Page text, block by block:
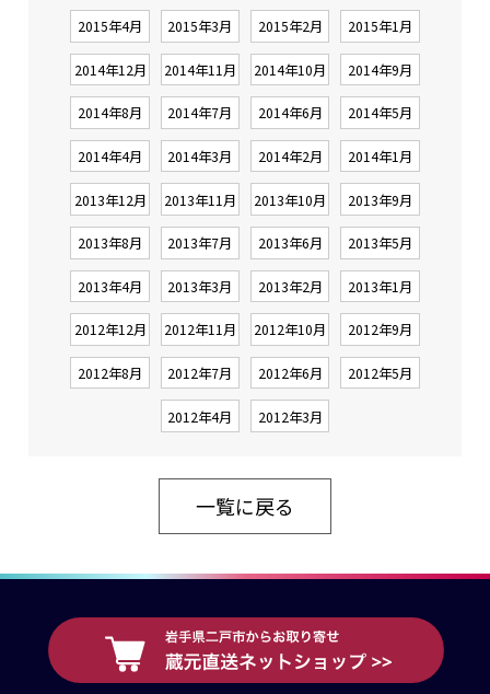
2015年4月 2015年3月 2015年2月 2015年1月
2014年12月 2014年11月 2014年10月 2014年9月
2014年8月 2014年7月 2014年6月 2014年5月
2014年4月 2014年3月 2014年2月 2014年1月
2013年12月 2013年11月 2013年10月 2013年9月
2013年8月 2013年7月 2013年6月 2013年5月
2013年4月 2013年3月 2013年2月 2013年1月
2012年12月 2012年11月 2012年10月 2012年9月
2012年8月 2012年7月 2012年6月 2012年5月
2012年4月 2012年3月
一覧に戻る